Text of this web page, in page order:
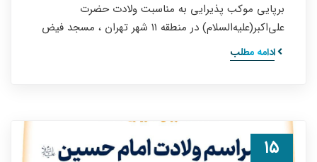
برپایی موکب پذیرایی به مناسبت ولادت حضرت
علی‌اکبر(علیه‌السلام) در منطقه ۱۱ شهر تهران ، مسجد فیض
ادامه مطلب
۱۵